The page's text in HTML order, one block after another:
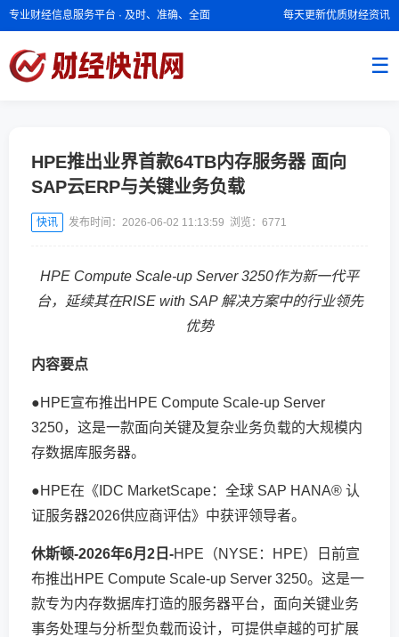
专业财经信息服务平台 · 及时、准确、全面 每天更新优质财经资讯
☰
HPE推出业界首款64TB内存服务器 面向
SAP云ERP与关键业务负载
快讯 发布时间：2026-06-02 11:13:59 浏览： 6771
HPE Compute Scale-up Server 3250作为新一代平
台，延续其在RISE with SAP 解决方案中的行业领先
优势
内容要点
●HPE宣布推出HPE Compute Scale-up Server
3250，这是一款面向关键及复杂业务负载的大规模内
存数据库服务器。
●HPE在《IDC MarketScape：全球 SAP HANA® 认
证服务器2026供应商评估》中获评领导者。
休斯顿-2026年6月 2 日 -HPE（NYSE：HPE）日前宣
布推出HPE Compute Scale-up Server 3250。这是一
款专为内存数据库打造的服务器平台，面向关键业务
事务处理与分析型负载而设计，可提供卓越的可扩展